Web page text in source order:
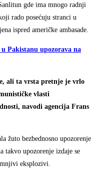
gde ima mnogo radnji
rado posećuju stranci u
ispred američke ambasade.
Pakistanu upozorava na
ali ta vrsta pretnje je vrlo
vlasti
navodi agencija Frans
žuto bezbednosno upozorenje
takvo upozorenje izdaje se
eksplozivi.